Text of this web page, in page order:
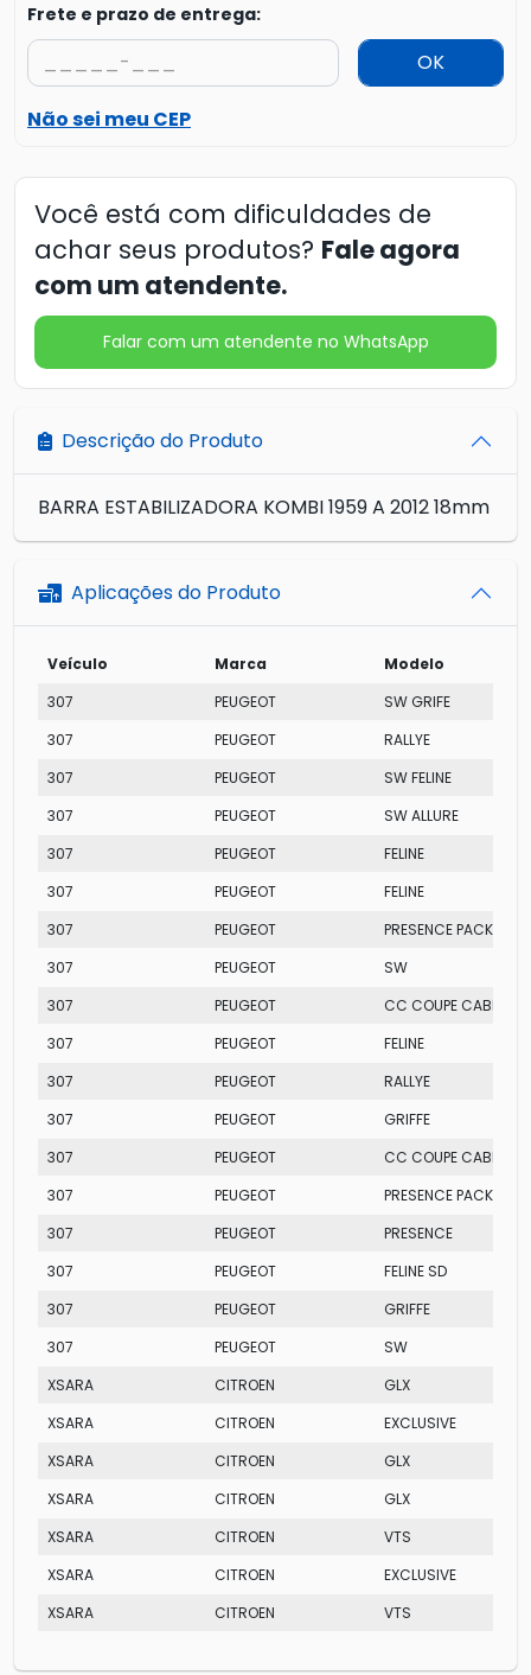
Frete e prazo de entrega:
OK
Não sei meu CEP
Você está com dificuldades de
achar seus produtos? Fale agora
com um atendente.
Falar com um atendente no WhatsApp
Descrição do Produto
BARRA ESTABILIZADORA KOMBI 1959 A 2012 18mm
Aplicações do Produto
Veículo Marca
Modelo
307
PEUGEOT
SW GRIFE
307
PEUGEOT
RALLYE
307
PEUGEOT
SW FELINE
307
PEUGEOT
SW ALLURE
307
PEUGEOT
FELINE
307
PEUGEOT
FELINE
307
PEUGEOT
PRESENCE PACK
307
PEUGEOT
SW
307
PEUGEOT
CC COUPE
307
PEUGEOT
FELINE
307
PEUGEOT
RALLYE
307
PEUGEOT
GRIFFE
307
PEUGEOT
CC COUPE
307
PEUGEOT
PRESENCE PACK
307
PEUGEOT
PRESENCE
307
PEUGEOT
FELINE SD
307
PEUGEOT
GRIFFE
307
PEUGEOT
SW
XSARA
CITROEN
GLX
XSARA
CITROEN
EXCLUSIVE
XSARA
CITROEN
GLX
XSARA
CITROEN
GLX
XSARA
CITROEN
VTS
XSARA
CITROEN
EXCLUSIVE
XSARA
CITROEN VTS